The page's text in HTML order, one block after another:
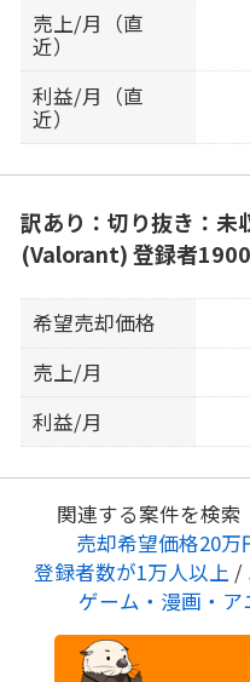
売上/月（直
近）
利益/月（直
近）
訳あり：切り抜き：未
(Valorant) 登録者
希望売却価格
売上/月
利益/月
関連する案件を検索
売却希望価格20万
登録者数が1万人以上 /
ゲーム・漫画・ア